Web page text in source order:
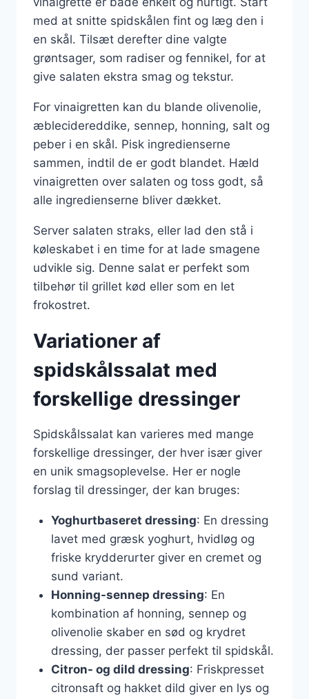
med at snitte spidskålen fint og læg den i
en skål. Tilsæt derefter dine valgte
grøntsager, som radiser og fennikel, for at
give salaten ekstra smag og tekstur.
For vinaigretten kan du blande olivenolie,
æblecidereddike, sennep, honning, salt og
peber i en skål. Pisk ingredienserne
sammen, indtil de er godt blandet. Hæld
vinaigretten over salaten og toss godt, så
alle ingredienserne bliver dækket.
Server salaten straks, eller lad den stå i
køleskabet i en time for at lade smagene
udvikle sig. Denne salat er perfekt som
tilbehør til grillet kød eller som en let
frokostret.
Variationer af
spidskålssalat med
forskellige dressinger
Spidskålssalat kan varieres med mange
forskellige dressinger, der hver især giver
en unik smagsoplevelse. Her er nogle
forslag til dressinger, der kan bruges:
Yoghurtbaseret dressing: En dressing
lavet med græsk yoghurt, hvidløg og
friske krydderurter giver en cremet og
sund variant.
Honning-sennep dressing: En
kombination af honning, sennep og
olivenolie skaber en sød og krydret
dressing, der passer perfekt til spidskål.
Citron- og dild dressing: Friskpresset
citronsaft og hakket dild giver en lys og